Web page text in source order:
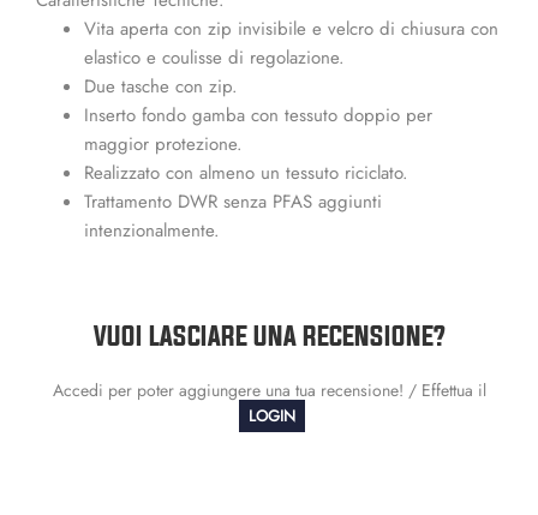
Vita aperta con zip invisibile e velcro di chiusura con
elastico e coulisse di regolazione.
Due tasche con zip.
Inserto fondo gamba con tessuto doppio per
maggior protezione.
Realizzato con almeno un tessuto riciclato.
Trattamento DWR senza PFAS aggiunti
intenzionalmente.
VUOI LASCIARE UNA RECENSIONE?
Accedi per poter aggiungere una tua recensione! / Effettua il
LOGIN